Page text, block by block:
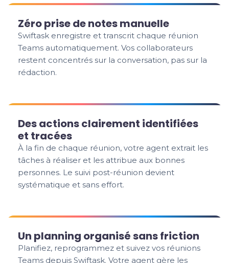
Zéro prise de notes manuelle
Swiftask enregistre et transcrit chaque réunion
Teams automatiquement. Vos collaborateurs
restent concentrés sur la conversation, pas sur la
rédaction.
Des actions clairement identifiées
et tracées
À la fin de chaque réunion, votre agent extrait les
tâches à réaliser et les attribue aux bonnes
personnes. Le suivi post-réunion devient
systématique et sans effort.
Un planning organisé sans friction
Planifiez, reprogrammez et suivez vos réunions
Teams depuis Swiftask. Votre agent gère les